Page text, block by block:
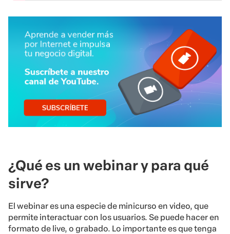
¿Qué es un webinar y para qué
sirve?
El webinar es una especie de minicurso en video, que
permite interactuar con los usuarios. Se puede hacer en
formato de live, o grabado. Lo importante es que tenga